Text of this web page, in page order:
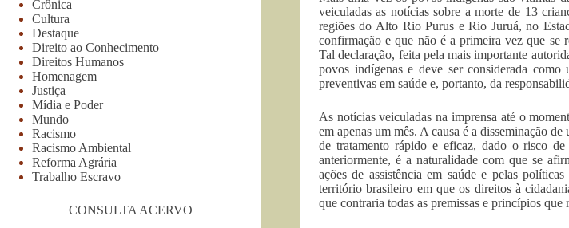
veiculadas as notícias sobre a morte de 13
regiões do Alto Rio Purus e Rio Juruá, no
confirmação e que não é a primeira vez que se
Tal declaração, feita pela mais importante
povos indígenas e deve ser considerada
preventivas em saúde e, portanto, da
As notícias veiculadas na imprensa até o
em apenas um mês. A causa é a disseminação
de tratamento rápido e eficaz, dado o risco
anteriormente, é a naturalidade com que se
ações de assistência em saúde e pelas
território brasileiro em que os direitos à
que contraria todas as premissas e princípios que
Crônica
Cultura
Destaque
Direito ao Conhecimento
Direitos Humanos
Homenagem
Justiça
Mídia e Poder
Mundo
Racismo
Racismo Ambiental
Reforma Agrária
Trabalho Escravo
CONSULTA ACERVO